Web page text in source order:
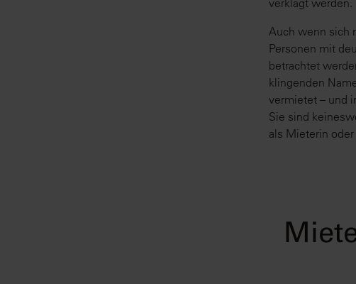
Auch wenn sich
Personen mit
betrachtet
klingenden
vermietet – und
Sie sind
als Mieterin